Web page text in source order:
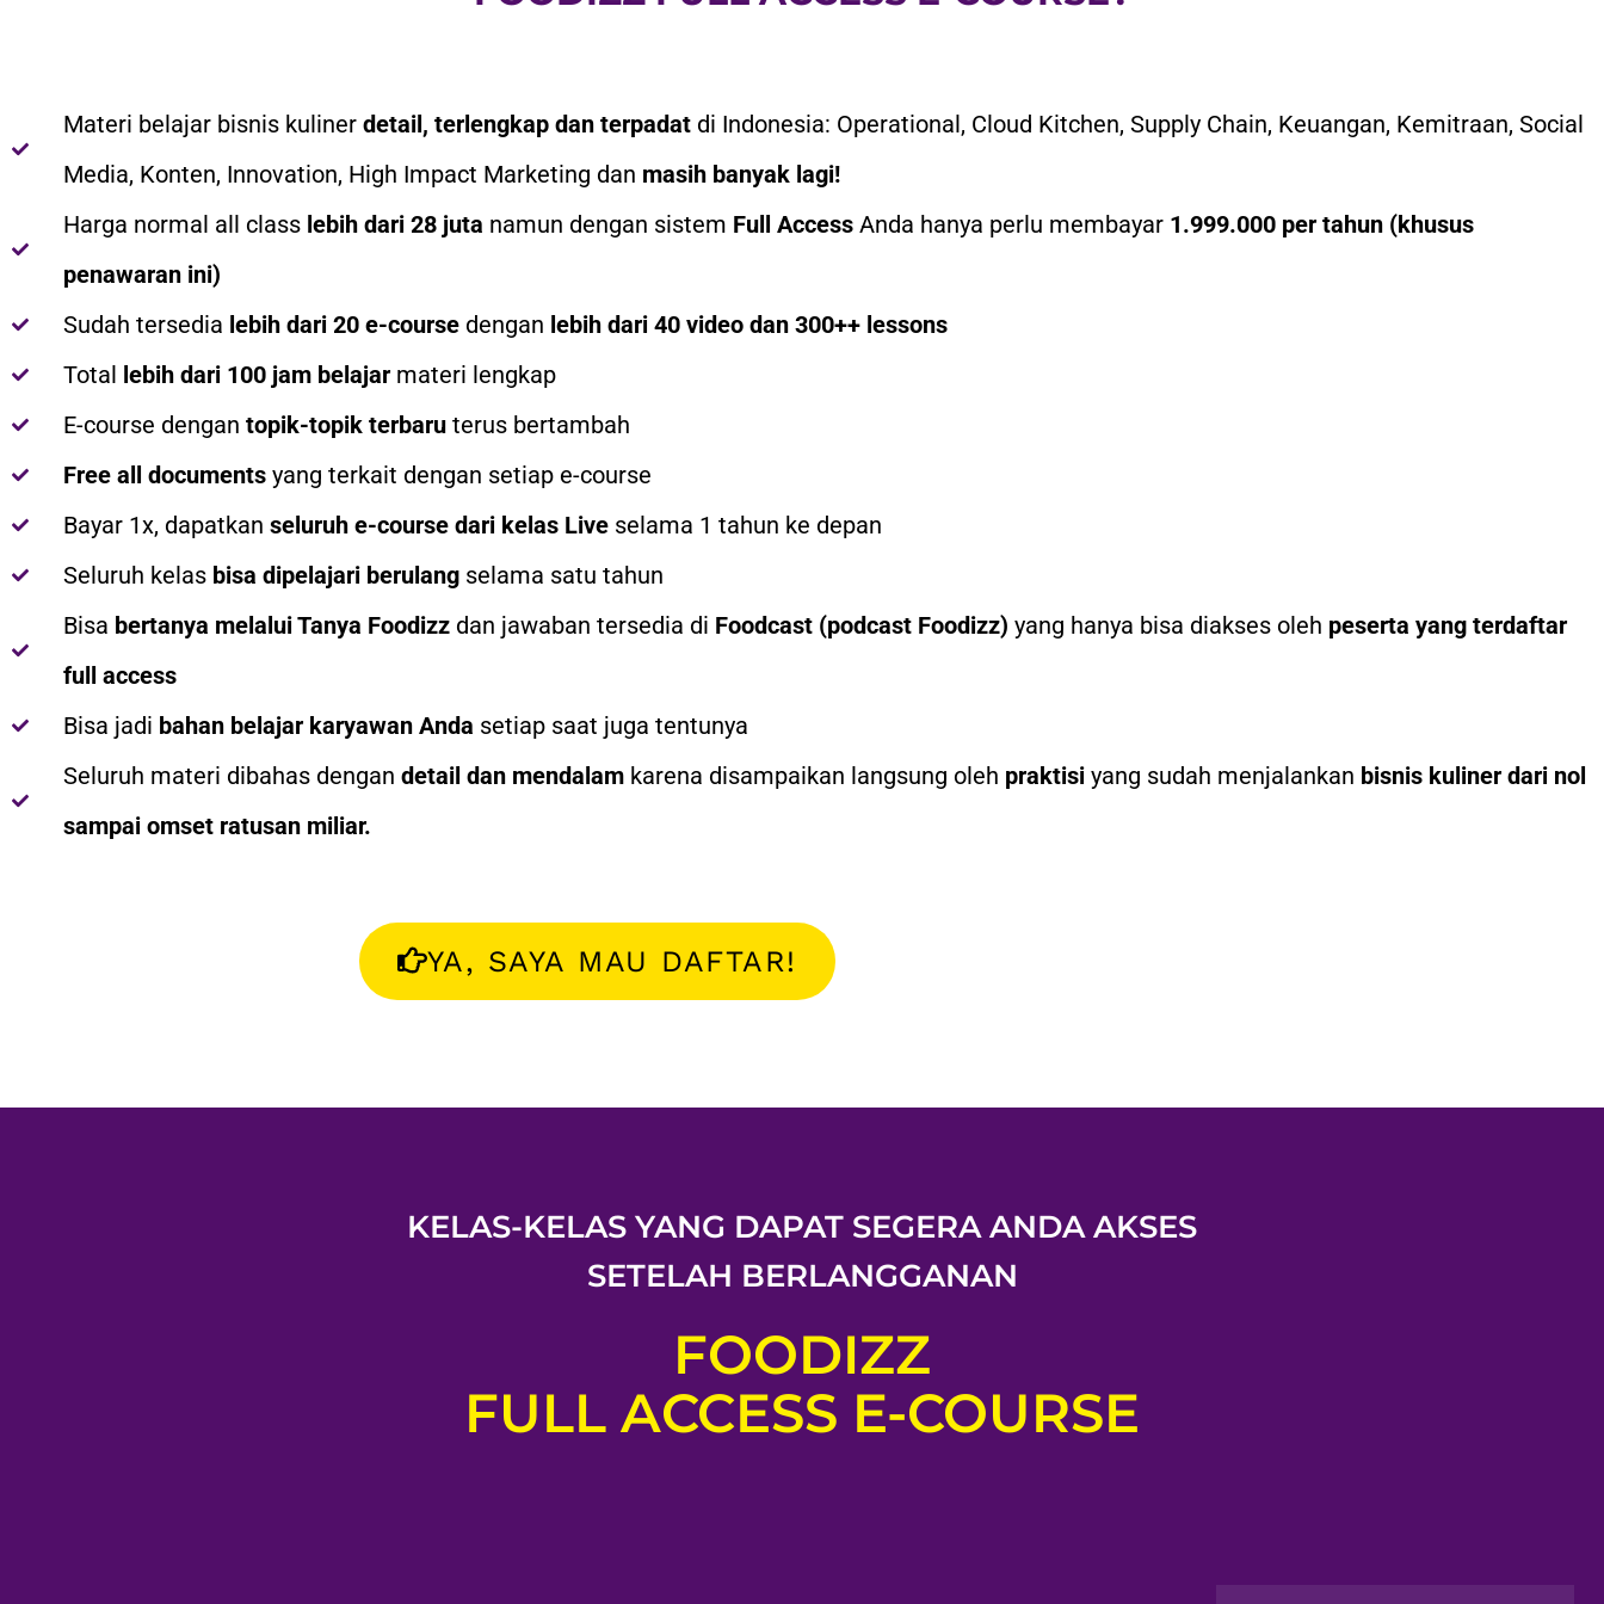
Materi belajar bisnis kuliner detail, terlengkap dan terpadatdi Indonesia: Operational, Cloud Kitchen, Supply Chain, Keuangan, Kemitraan, Social
Media, Konten, Innovation, High Impact Marketing dan masih banyak lagi!
Harga normal all class lebih dari 28 juta namun dengan sistem Full AccessAnda hanya perlu membayar 1.999.000 per tahun (khusus
penawaran ini)
Sudah tersedia lebih dari 20 e-coursedengan lebih dari 40 video dan 300++ lessons
Total lebih dari 100 jam belajarmateri lengkap
E-course dengan topik-topik terbaruterus bertambah
Free all documentsyang terkait dengan setiap e-course
Bayar 1x, dapatkan seluruh e-course dari kelas Liveselama 1 tahun ke depan
Seluruh kelas bisa dipelajari berulangselama satu tahun
Bisa bertanya melalui Tanya Foodizzdan jawaban tersedia di Foodcast (podcast Foodizz) yang hanya bisa diakses oleh peserta yang terdaftar
full access
Bisa jadi bahan belajar karyawan Anda setiap saat juga tentunya
Seluruh materi dibahas dengan detail dan mendalamkarena disampaikan langsung oleh praktisiyang sudah menjalankan bisnis kuliner dari nol
sampai omset ratusan miliar.
YA, SAYA MAU DAFTAR!
KELAS-KELAS YANG DAPAT SEGERA ANDA AKSES
SETELAH BERLANGGANAN
FOODIZZ
FULL ACCESS E-COURSE